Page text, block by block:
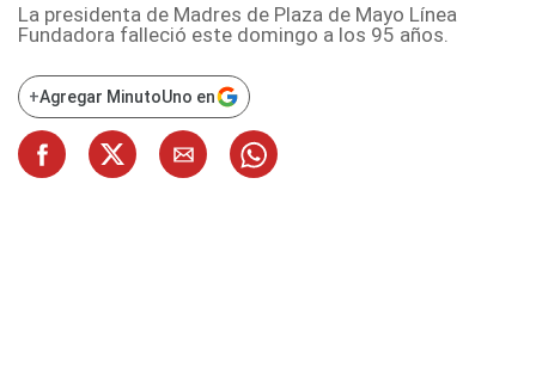
La presidenta de Madres de Plaza de Mayo Línea
Fundadora falleció este domingo a los 95 años.
+Agregar MinutoUno en